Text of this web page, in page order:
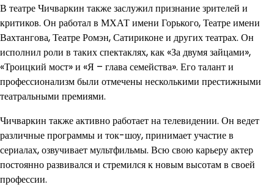
В театре Чичваркин также заслужил признание зрителей и
критиков. Он работал в МХАТ имени Горького, Театре имени
Вахтангова, Театре Ромэн, Сатириконе и других театрах. Он
исполнил роли в таких спектаклях, как «За двумя зайцами»,
«Троицкий мост» и «Я – глава семейства». Его талант и
профессионализм были отмечены несколькими престижными
театральными премиями.
Чичваркин также активно работает на телевидении. Он ведет
различные программы и ток-шоу, принимает участие в
сериалах, озвучивает мультфильмы. Всю свою карьеру актер
постоянно развивался и стремился к новым высотам в своей
профессии.